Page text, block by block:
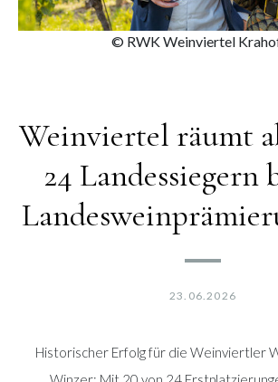
© RWK Weinviertel
Weinviertel räumt
24 Landessiegern
23.06.2026
Historischer Erfolg für die Weinviertler